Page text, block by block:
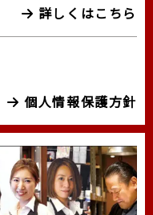
詳しくはこちら
個人情報保護方針